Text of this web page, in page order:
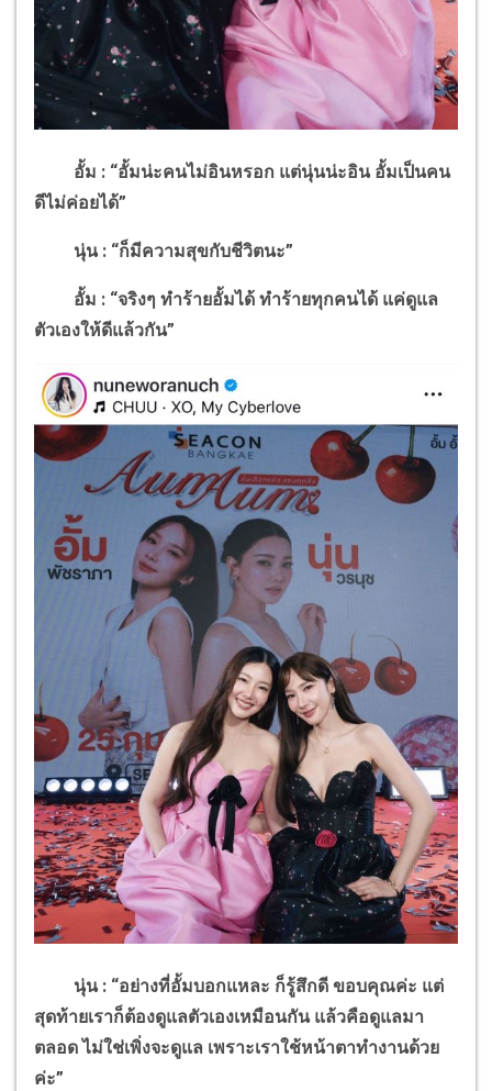
อั้ม : “อั้มน่ะคนไม่อินหรอก แต่นุ่นน่ะอิน อั้มเป็นคน
ดีไม่ค่อยได้”
นุ่น : “ก็มีความสุขกับชีวิตนะ”
อั้ม : “จริงๆ ทำร้ายอั้มได้ ทำร้ายทุกคนได้ แค่ดูแล
ตัวเองให้ดีแล้วกัน”
นุ่น : “อย่างที่อั้มบอกแหละ ก็รู้สึกดี ขอบคุณค่ะ แต่
สุดท้ายเราก็ต้องดูแลตัวเองเหมือนกัน แล้วคือดูแลมา
ตลอด ไม่ใช่เพิ่งจะดูแล เพราะเราใช้หน้าตาทำงานด้วย
ค่ะ”